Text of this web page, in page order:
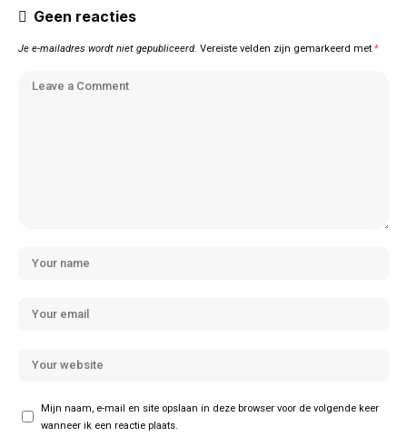
Geen reacties
Je e-mailadres wordt niet gepubliceerd. Vereiste velden zijn gemarkeerd met *
Mijn naam, e-mail en site opslaan in deze browser voor de volgende keer
wanneer ik een reactie plaats.